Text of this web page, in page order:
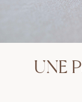
UNE